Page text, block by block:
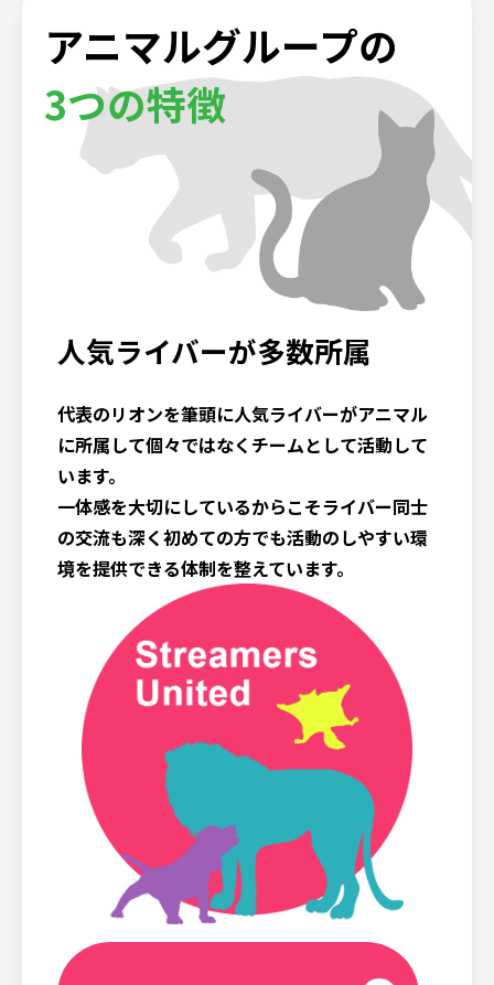
アニマルグループの
3つの特徴
人気ライバーが多数所属
代表のリオンを筆頭に人気ライバーがアニマル
に所属して個々ではなくチームとして活動して
います。
一体感を大切にしているからこそライバー同士
の交流も深く初めての方でも活動のしやすい環
境を提供できる体制を整えています。